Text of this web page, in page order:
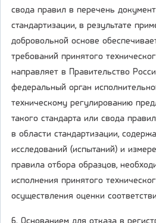
свода правил в перечень
стандартизации, в результате
добровольной основе
требований принятого
направляет в Правительство
федеральный орган
техническому регулированию
такого стандарта или свода
в области стандартизации,
исследований (испытаний) и
правила отбора образцов,
исполнения принятого
осуществления оценки